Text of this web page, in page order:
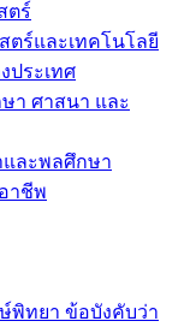
ตร์
ตร์และเทคโนโลยี
ประเทศ
า ศาสนา และ
และพลศึกษา
าชีพ
พิทยา ข้อบังคับว่า